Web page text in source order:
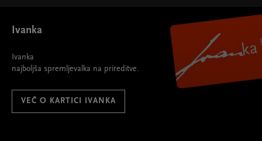
Ivanka
Ivanka
najboljša spremljevalka na prireditve.
VEČ O KARTICI IVANKA